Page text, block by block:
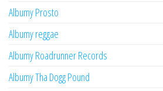
Albumy Prosto
Albumy reggae
Albumy Roadrunner Records
Albumy Tha Dogg Pound